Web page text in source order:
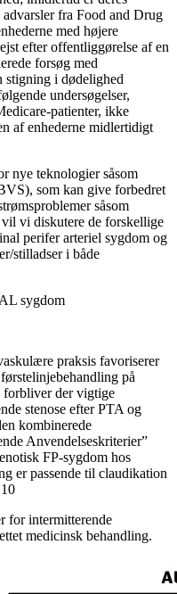
fra Food and Drug
med højere
efter offentliggørelse af en
forsøg med
stigning i dødelighed
undersøgelser,
patienter, ikke
af enhederne midlertidigt
nye teknologier såsom
som kan give forbedret
såsom
vil vi diskutere de forskellige
perifer arteriel sygdom og
stilladser i både
sygdom
praksis favoriserer
på
forbliver der vigtige
stenose efter PTA og
kombinerede
Anvendelseskriterier”
FP-sygdom hos
er passende til claudikation
for intermitterende
medicinsk behandling.